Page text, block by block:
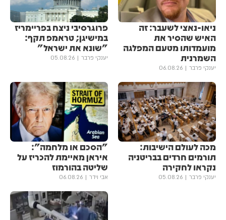
ניאו-נאצי לשעבר: זה
האיש שהסיר את
מועמדותו מטעם המפלגה
השמרנית
יענקי פרבר 06.08.26
פרוגרסיבי ניצח בפריימריז
במישיגן; טראמפ תקף:
"שונא את ישראל"
יענקי פרבר 05.08.26
מכה לעולם הישיבות:
תורמים חרדים בבריטניה
נקראו לחקירה
יענקי פרבר 05.08.26
"הסכם או מלחמה":
איראן מאיימת להכריז על
שליטה בהורמוז
אבי וידר 06.08.26